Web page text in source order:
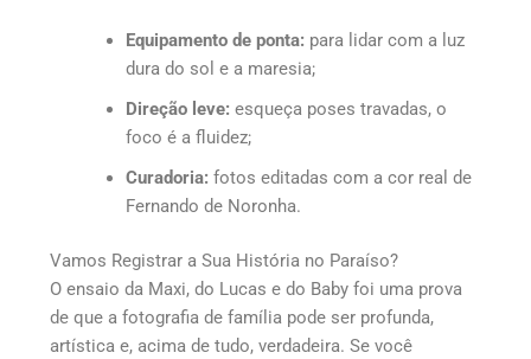
Equipamento de ponta: para lidar com a luz
dura do sol e a maresia;
Direção leve: esqueça poses travadas, o
foco é a fluidez;
Curadoria: fotos editadas com a cor real de
Fernando de Noronha.
Vamos Registrar a Sua História no Paraíso?
O ensaio da Maxi, do Lucas e do Baby foi uma prova
de que a fotografia de família pode ser profunda,
artística e, acima de tudo, verdadeira. Se você